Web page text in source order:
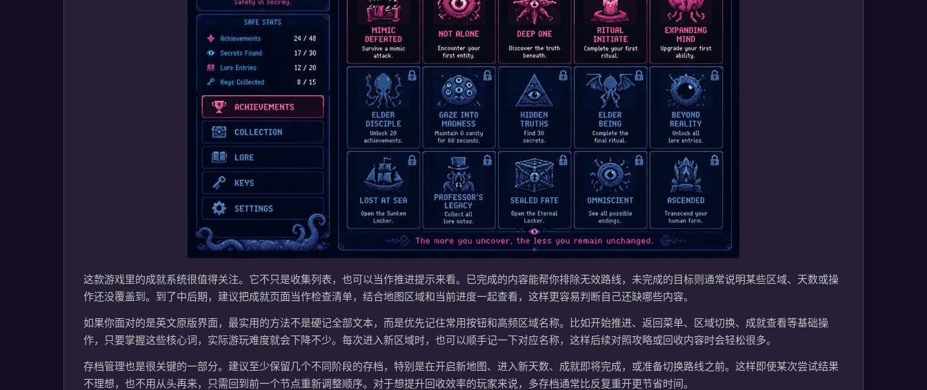
这款游戏里的成就系统很值得关注。它不只是收集列表，也可以当作推进提示来看。已完成的内容能帮你排除无效路线，未完成的目标则通常说明某些区域、天数或操
作还没覆盖到。到了中后期，建议把成就页面当作检查清单，结合地图区域和当前进度一起查看，这样更容易判断自己还缺哪些内容。
如果你面对的是英文原版界面，最实用的方法不是硬记全部文本，而是优先记住常用按钮和高频区域名称。比如开始推进、返回菜单、区域切换、成就查看等基础操
作，只要掌握这些核心词，实际游玩难度就会下降不少。每次进入新区域时，也可以顺手记一下对应名称，这样后续对照攻略或回收内容时会轻松很多。
存档管理也是很关键的一部分。建议至少保留几个不同阶段的存档，特别是在开启新地图、进入新天数、成就即将完成，或准备切换路线之前。这样即使某次尝试结果
不理想，也不用从头再来，只需回到前一个节点重新调整顺序。对于想提升回收效率的玩家来说，多存档通常比反复重开更节省时间。